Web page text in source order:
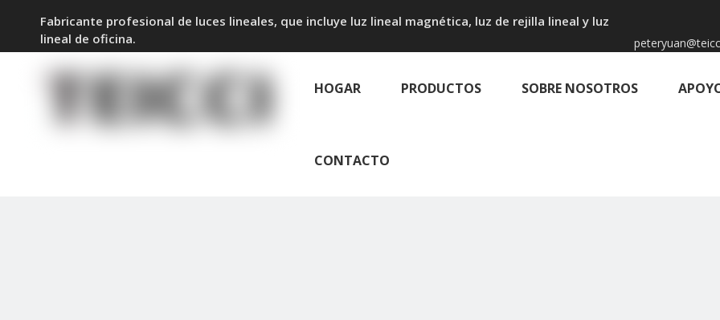
Fabricante profesional de luces lineales, que incluye luz lineal magnética, luz de rejilla lineal y luz
lineal de oficina.
HOGAR PRODUCTOS SOBRE NOSOTROS
CONTACTO